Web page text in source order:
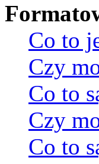
Co to
Czy
Co to
Czy
Co to